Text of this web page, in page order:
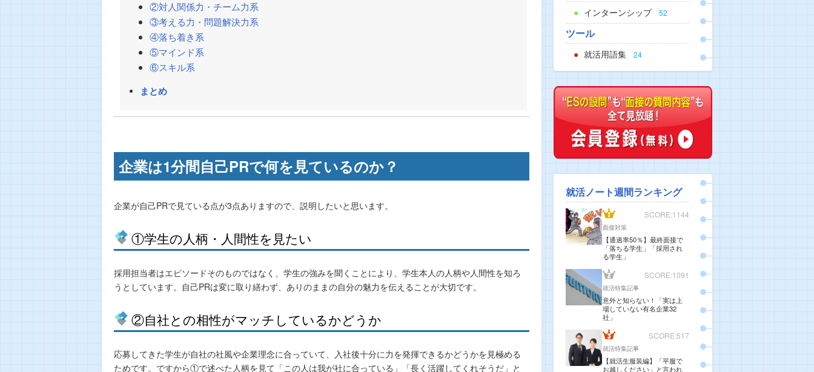
②対人関係力・チーム力系
③考える力・問題解決力系
④落ち着き系
⑤マインド系
⑥スキル系
まとめ
企業は1分間自己PRで何を見ているのか？
企業が自己PRで見ている点が3点ありますので、説明したいと思います。
①学生の人柄・人間性を見たい
採用担当者はエピソードそのものではなく、学生の強みを聞くことにより、学生本人の人柄や人間性を知ろ
うとしています。自己PRは変に取り繕わず、ありのままの自分の魅力を伝えることが大切です。
②自社との相性がマッチしているかどうか
応募してきた学生が自社の社風や企業理念に合っていて、入社後十分に力を発揮できるかどうかを見極める
ためです。ですから①で述べた人柄を見て「この人は我が社に合っている」「長く活躍してくれそうだ」と
インターンシップ 52
ツール
就活用語集 24
就活ノート週間ランキング
SCORE:1144
面接対策
【通過率50％】最終面接で
「落ちる学生」「採用され
る学生」
SCORE:1091
就活特集記事
意外と知らない！「実は上
場していない有名企業32
社」
SCORE:517
就活特集記事
【就活生服装編】「平服で
お越しください」と言われ